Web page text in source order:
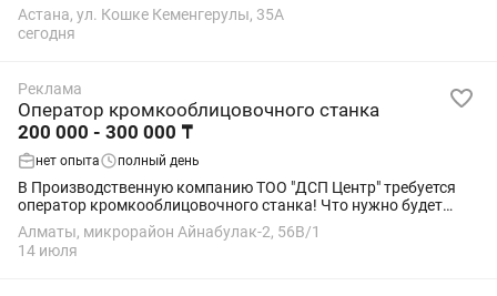
Астана, ул. Кошке Кеменгерулы, 35А
сегодня
Реклама
Оператор кромкооблицовочного станка
200 000 - 300 000 ₸
нет опыта полный день
В Производственную компанию ТОО "ДСП Центр" требуется
оператор кромкооблицовочного станка! Что нужно будет
делать (Обязанности): Настройка и подготовка станка к
работе под различные типы кромки и...
Алматы, микрорайон Айнабулак-2, 56В/1
14 июля